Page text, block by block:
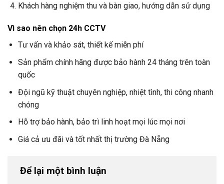
Khách hàng nghiệm thu và bàn giao, hướng dẫn sử dụng
Vì sao nên chọn 24h CCTV
Tư vấn và khảo sát, thiết kế miễn phí
Sản phẩm chính hãng được bảo hành 24 tháng trên toàn
quốc
Đội ngũ kỹ thuật chuyên nghiệp, nhiệt tình, thi công nhanh
chóng
Hỗ trợ bảo hành, bảo trì linh hoạt mọi lúc mọi nơi
Giá cả ưu đãi và tốt nhất thị trường Đà Nẵng
Để lại một bình luận